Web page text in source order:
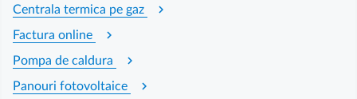
Centrala termica pe gaz chevron_right
Factura online chevron_right
Pompa de caldura chevron_right
Panouri fotovoltaice chevron_right